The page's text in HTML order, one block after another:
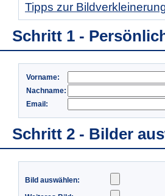
Tipps zur
Schritt 1 -
Vorname:
Nachname:
Email:
Schritt 2 - Bilder
Bild auswählen: